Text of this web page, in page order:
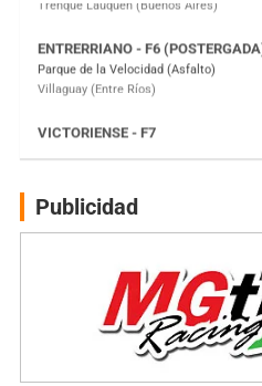
Villaguay (Entre Ríos)
VICTORIENSE - F7
El Cerro (Tierra)
Victoria (Entre Ríos)
Moto Club Reginense (Tierra)
Humboldt (Santa Fe)
NORESTE SANTAFESINO - F6
Ciudad de Avellaneda (Asfalto)
Avellaneda (Santa Fe)
Publicidad